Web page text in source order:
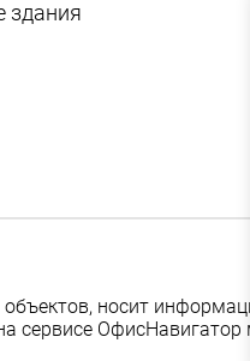
здания
носит
сервисе ОфисНавигатор